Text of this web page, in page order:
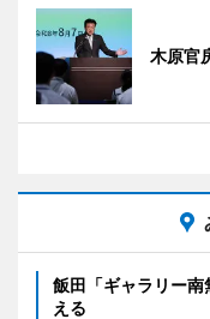
木原官
飯田「ギャラリー
える